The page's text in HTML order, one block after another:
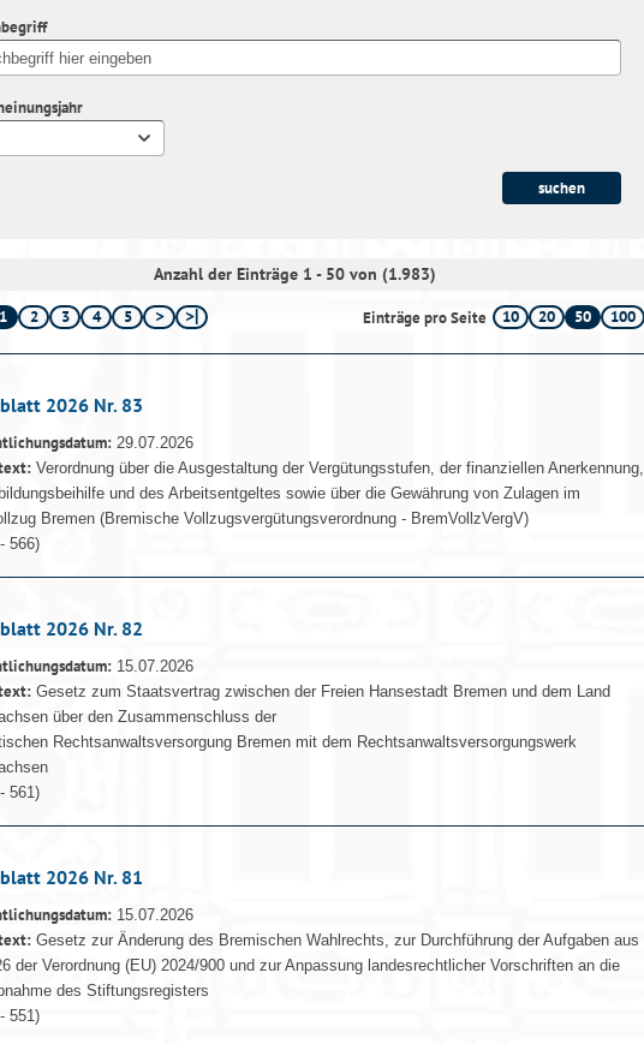
Anzahl der Einträge 1 - 50 von (1.983)
1 2 3 4 5 Einträge pro Seite 10 20 50 100
2026 Nr. 83
29.07.2026
Verordnung über die Ausgestaltung der Vergütungsstufen, der finanziellen Anerkennung,
und des Arbeitsentgeltes sowie über die Gewährung von Zulagen im
Bremen (Bremische Vollzugsvergütungsverordnung - BremVollzVergV)
566)
2026 Nr. 82
15.07.2026
Gesetz zum Staatsvertrag zwischen der Freien Hansestadt Bremen und dem Land
über den Zusammenschluss der
Rechtsanwaltsversorgung Bremen mit dem Rechtsanwaltsversorgungswerk
561)
2026 Nr. 81
15.07.2026
Gesetz zur Änderung des Bremischen Wahlrechts, zur Durchführung der Aufgaben aus
der Verordnung (EU) 2024/900 und zur Anpassung landesrechtlicher Vorschriften an die
des Stiftungsregisters
551)